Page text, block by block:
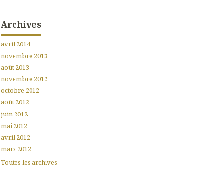
Archives
avril 2014
novembre 2013
août 2013
novembre 2012
octobre 2012
août 2012
juin 2012
mai 2012
avril 2012
mars 2012
Toutes les archives